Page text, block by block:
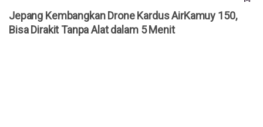
Jepang Kembangkan Drone Kardus AirKamuy 150,
Bisa Dirakit Tanpa Alat dalam 5 Menit